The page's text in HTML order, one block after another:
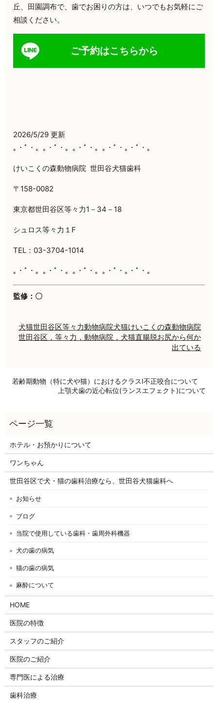
丘、田園調布で、歯でお困りの方は、いつでもお気軽にご
相談ください。
ご予約はこちらから
2026/5/29 更新
｡・ﾟ・。｡・ﾟ・。｡・ﾟ・。｡・ﾟ・｡・ﾟ・。
けいこくの森動物病院 世田谷犬猫歯科
〒158-0082
東京都世田谷区等々力1－34－18
シュロス等々力１F
TEL：03-3704-1014
｡・ﾟ・。｡・ﾟ・。｡・ﾟ・。｡・ﾟ・｡・ﾟ・。
監修：〇
犬猫世田谷区等々力動物病院犬猫けいこくの森動物病院
世田谷区，等々力，動物病院，犬猫直腸脱お尻から何か
出ている
若齢期動物（特に犬や猫）におけるクラスⅠ不正咬合について
上顎犬歯の近心転位(ランスエフェクト)について
ホテル・お預かりについて
ワンちゃん
世田谷区で犬・猫の歯科治療なら、世田谷犬猫歯科へ
お知らせ
ブログ
当院で使用している歯科・歯周外科機器
犬の歯の病気
猫の歯の病気
麻酔について
HOME
医院の特徴
スタッフのご紹介
医院のご紹介
専門医による治療
歯科治療